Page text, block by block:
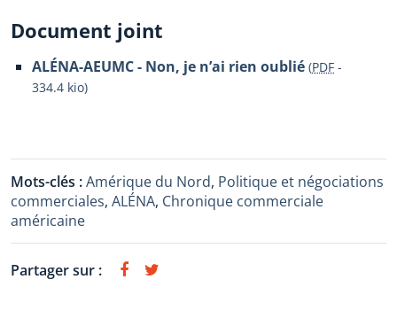
Document joint
ALÉNA-AEUMC - Non, je n’ai rien oublié (PDF -
334.4 kio)
Mots-clés :Amérique du Nord, Politique et négociations
commerciales, ALÉNA, Chronique commerciale
américaine
Partager sur :